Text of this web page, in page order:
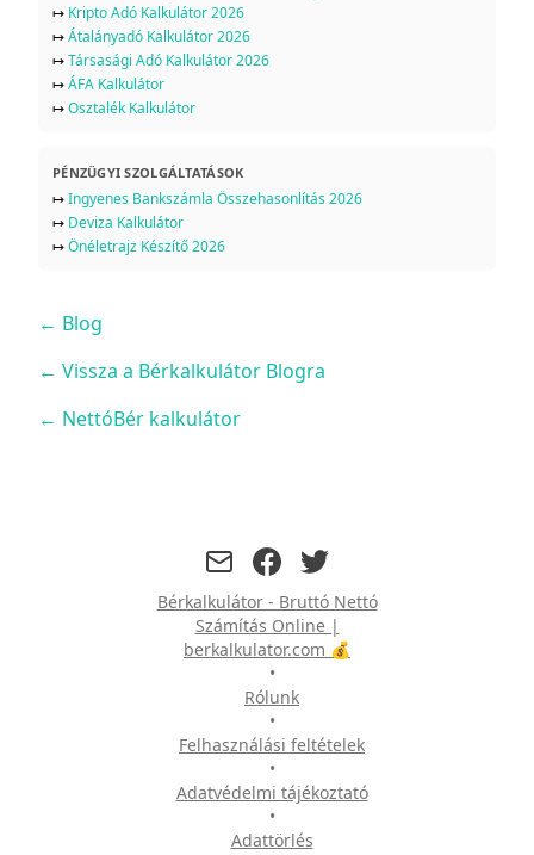
↦ Kripto Adó Kalkulátor 2026
↦Átalányadó Kalkulátor 2026
↦Társasági Adó Kalkulátor 2026
↦ÁFA Kalkulátor
↦Osztalék Kalkulátor
PÉNZÜGYI SZOLGÁLTATÁSOK
↦Ingyenes Bankszámla Összehasonlítás 2026
↦ Deviza Kalkulátor
↦Önéletrajz Készítő 2026
← Blog
← Vissza a Bérkalkulátor Blogra
← NettóBér kalkulátor
facebooktwitter
Bérkalkulátor - Bruttó Nettó
Számítás Online |
berkalkulator.com 💰
•
Rólunk
•
Felhasználási feltételek
•
Adatvédelmi tájékoztató
•
Adattörlés